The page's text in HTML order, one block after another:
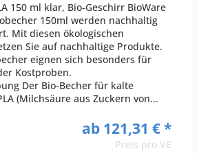
150 ml klar, Bio-Geschirr BioWare
150ml werden nachhaltig
Mit diesen ökologischen
Sie auf nachhaltige Produkte.
eignen sich besonders für
Kostproben.
Der Bio-Becher für kalte
(Milchsäure aus Zuckern von...
ab 121,31 € *
Preis pro VE